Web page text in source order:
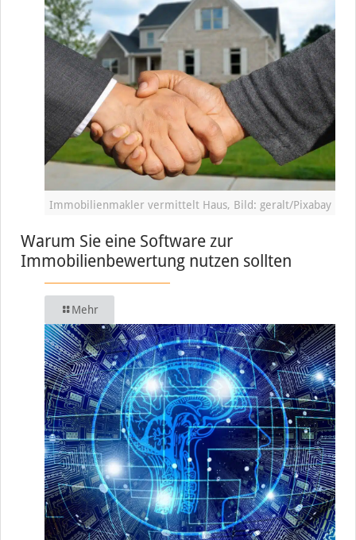
Immobilienmakler vermittelt Haus, Bild: geralt/Pixabay
Warum Sie eine Software zur
Immobilienbewertung nutzen sollten
Mehr